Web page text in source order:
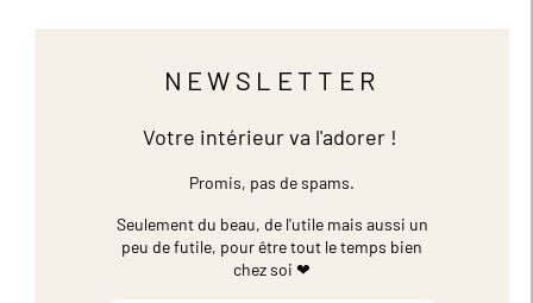
NEWSLETTER
Votre intérieur va l'adorer !
Promis, pas de spams.
Seulement du beau, de l'utile mais aussi un
peu de futile, pour être tout le temps bien
chez soi ❤